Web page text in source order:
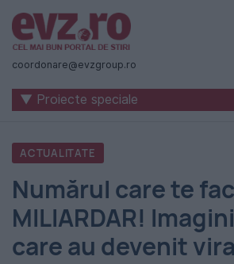
Știri
naționale
internaționale
România
-
Evenimentul
Zilei
coordonare@evzgroup.ro
▼ Proiecte speciale
ACTUALITATE
Numărul care te
MILIARDAR!
care au devenit